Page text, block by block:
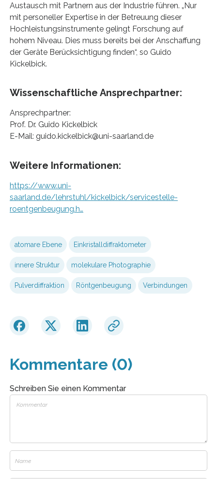
Austausch mit Partnern aus der Industrie führen. „Nur
mit personeller Expertise in der Betreuung dieser
Hochleistungsinstrumente gelingt Forschung auf
hohem Niveau. Dies muss bereits bei der Anschaffung
der Geräte Berücksichtigung finden“, so Guido
Kickelbick.
Wissenschaftliche Ansprechpartner:
Ansprechpartner:
Prof. Dr. Guido Kickelbick
E-Mail: guido.kickelbick@uni-saarland.de
Weitere Informationen:
https://www.uni-
saarland.de/lehrstuhl/kickelbick/servicestelle-
roentgenbeugung.h…
atomare Ebene Einkristalldiffraktometer
innere Struktur molekulare Photographie
Pulverdiffraktion Röntgenbeugung Verbindungen
Kommentare (0)
Schreiben Sie einen Kommentar